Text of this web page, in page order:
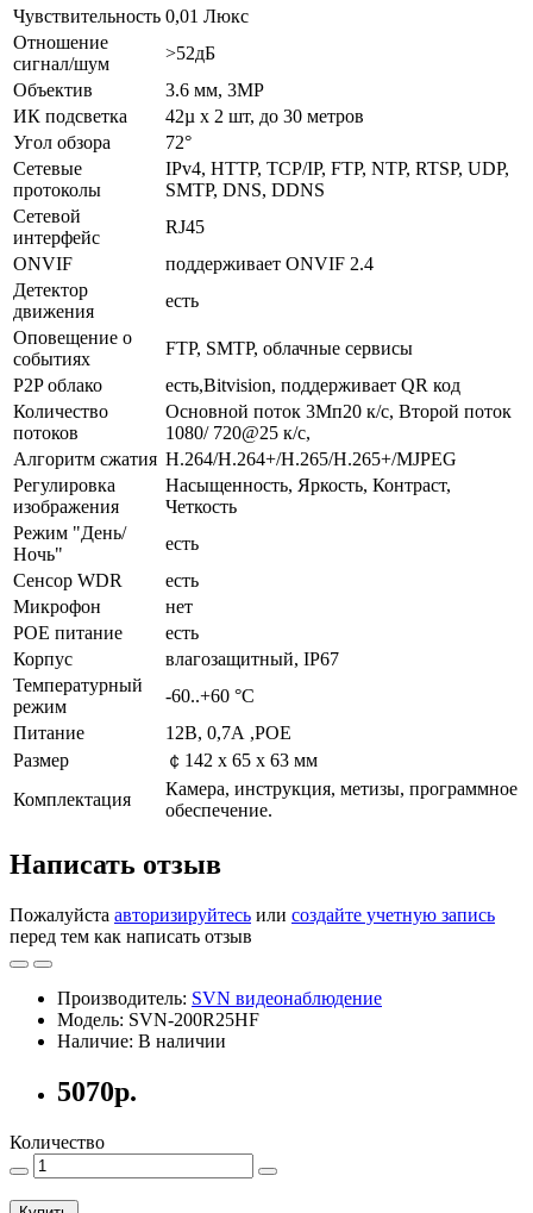
Чувствительность 0,01 Люкс
Отношение
сигнал/шум
>52дБ
Объектив
3.6 мм, 3MP
ИК подсветка
42µ х 2 шт, до 30 метров
Угол обзора
72°
Сетевые
протоколы
IPv4, HTTP, TCP/IP, FTP, NTP, RTSP, UDP,
SMTP, DNS, DDNS
Сетевой
интерфейс
RJ45
ONVIF
поддерживает ONVIF 2.4
Детектор
движения
есть
Оповещение о
событиях
FTP, SMTP, облачные сервисы
P2P облако
есть,Bitvision, поддерживает QR код
Количество
потоков
Основной поток 3Мп20 к/с, Второй поток
1080/ 720@25 к/с,
Алгоритм сжатия H.264/Н.264+/H.265/H.265+/MJPEG
Регулировка
изображения
Насыщенность, Яркость, Контраст,
Четкость
Режим "День/
Ночь"
есть
Сенсор WDR
есть
Микрофон
нет
POE питание
есть
Корпус
влагозащитный, IP67
Температурный
режим
-60..+60 °С
Питание
12В, 0,7А ,POE
Размер
￠142 x 65 x 63 мм
Комплектация
Камера, инструкция, метизы, программное
обеспечение.
Написать отзыв
Пожалуйста авторизируйтесь или создайте учетную запись
перед тем как написать отзыв
Производитель: SVN видеонаблюдение
Модель: SVN-200R25HF
Наличие: В наличии
5070р.
Количество